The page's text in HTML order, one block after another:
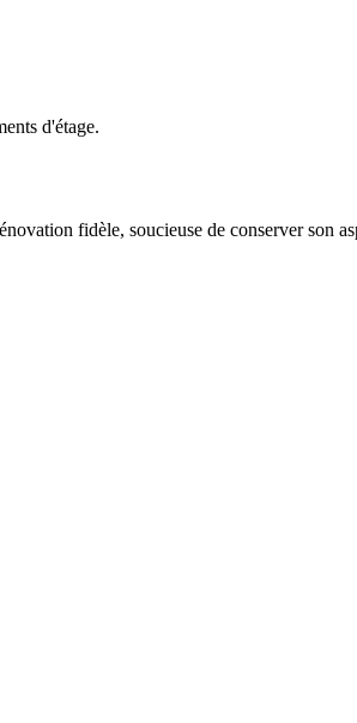
d'étage.
fidèle, soucieuse de conserver son